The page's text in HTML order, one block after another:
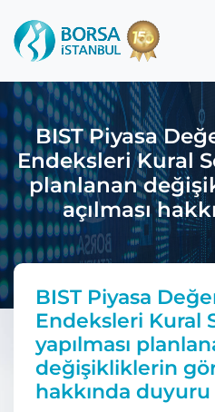
BIST Piyasa
Endeksleri Kural
planlanan
açılması
BIST Piyasa
Endeksleri Kural
yapılması
değişikliklerin
hakkında duyuru